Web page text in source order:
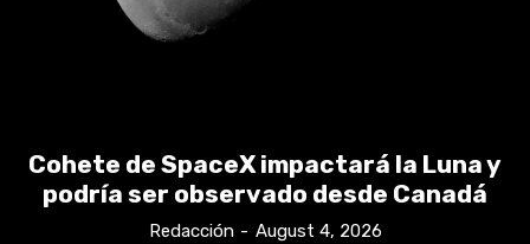
Cohete de SpaceX impactará la Luna y
podría ser observado desde Canadá